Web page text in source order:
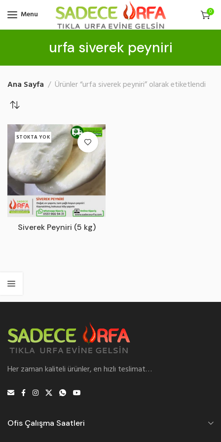
Menu 0
urfa siverek peyniri
Ana Sayfa Ürünler “urfa siverek peyniri” olarak etiketlendi
STOKTA YOK
Siverek Peyniri (5 kg)
Her zaman kaliteli ürünler, en hızlı teslimat…
Ofis Çalışma Saatleri